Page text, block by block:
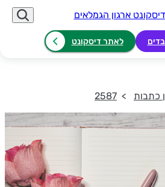
לאתר דיסקונט
כתבות 2587